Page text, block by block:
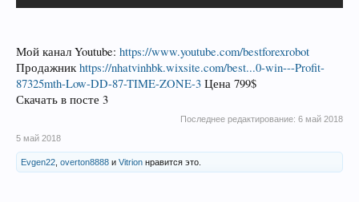
Мой канал Youtube: https://www.youtube.com/bestforexrobot
Продажникhttps://nhatvinhbk.wixsite.com/best...0-win---Profit-
87325mth-Low-DD-87-TIME-ZONE-3 Цена 799$
Скачать в посте 3
Последнее редактирование: 6 май 2018
5 май 2018
Evgen22 overton8888 и Vitrion нравится это.